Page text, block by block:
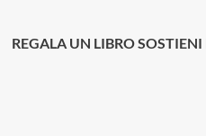
REGALA UN LIBRO